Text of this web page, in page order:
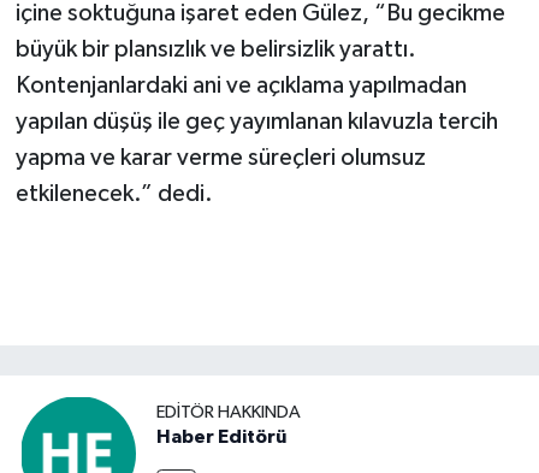
içine soktuğuna işaret eden Gülez, “Bu gecikme
büyük bir plansızlık ve belirsizlik yarattı.
Kontenjanlardaki ani ve açıklama yapılmadan
yapılan düşüş ile geç yayımlanan kılavuzla tercih
yapma ve karar verme süreçleri olumsuz
etkilenecek.” dedi.
EDITÖR HAKKINDA
Haber Editörü